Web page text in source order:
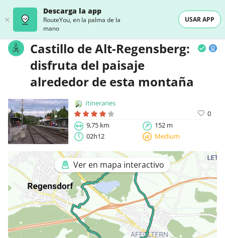
Descarga la app
RouteYou, en la palma de la
mano
USAR APP
Castillo de Alt-Regensberg:
disfruta del paisaje
alrededor de esta montaña
Itineraries
0
9,75 km
152 m
02h12
Medium
Ver en mapa interactivo